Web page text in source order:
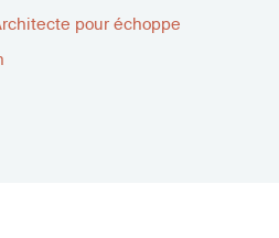
pour échoppe